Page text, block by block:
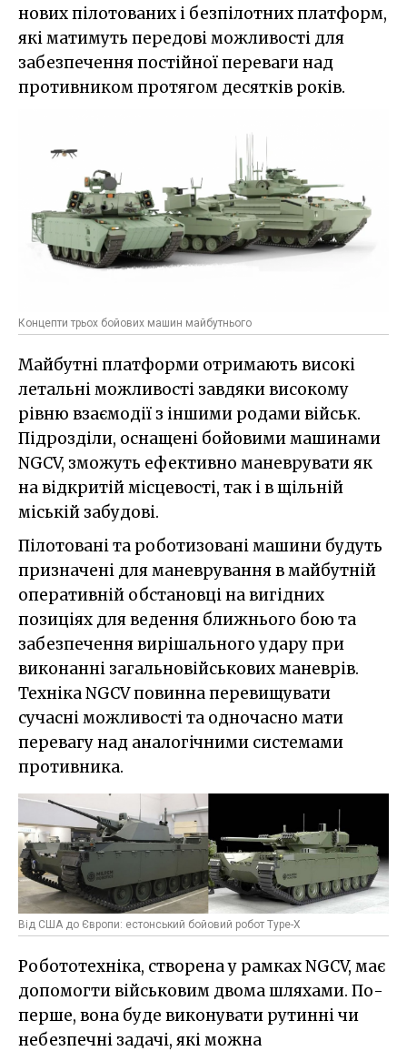
нових пілотованих і безпілотних платформ,
які матимуть передові можливості для
забезпечення постійної переваги над
противником протягом десятків років.
Концепти трьох бойових машин майбутнього
Майбутні платформи отримають високі
летальні можливості завдяки високому
рівню взаємодії з іншими родами військ.
Підрозділи, оснащені бойовими машинами
NGCV, зможуть ефективно маневрувати як
на відкритій місцевості, так і в щільній
міській забудові.
Пілотовані та роботизовані машини будуть
призначені для маневрування в майбутній
оперативній обстановці на вигідних
позиціях для ведення ближнього бою та
забезпечення вирішального удару при
виконанні загальновійськових маневрів.
Техніка NGCV повинна перевищувати
сучасні можливості та одночасно мати
перевагу над аналогічними системами
противника.
Від США до Європи: естонський бойовий робот Type-X
Робототехніка, створена у рамках NGCV, має
допомогти військовим двома шляхами. По-
перше, вона буде виконувати рутинні чи
небезпечні задачі, які можна